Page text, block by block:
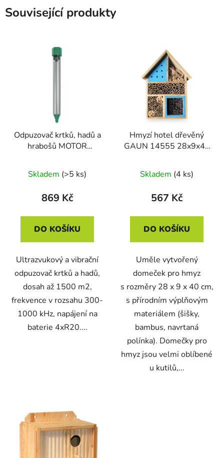
Související produkty
Odpuzovač krtků, hadů a
hrabošů MOTOR
Skladem (>5 ks)
869 Kč
DO KOŠÍKU
Ultrazvukový a vibrační
odpuzovač krtků a hadů,
dosah až 1500 m2,
frekvence v rozsahu 300-
1000 kHz, napájení na
baterie 4xR20....
Hmyzí hotel dřevěný
GAUN 14555 28x9x40
Skladem (4 ks)
567 Kč
DO KOŠÍKU
Uměle vytvořený
domeček pro hmyz
s rozměry 28 x 9 x 40 cm,
s přírodním výplňovým
materiálem (šišky,
bambus, navrtaná
polínka). Domečky pro
hmyz jsou velmi oblíbené
u kutilů,...